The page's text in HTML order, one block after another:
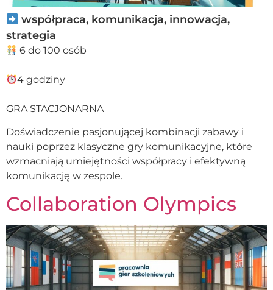
współpraca, komunikacja, innowacja,
strategia
6 do 100 osób
4 godziny
GRA STACJONARNA
Doświadczenie pasjonującej kombinacji zabawy i
nauki poprzez klasyczne gry komunikacyjne, które
wzmacniają umiejętności współpracy i efektywną
komunikację w zespole.
Collaboration Olympics